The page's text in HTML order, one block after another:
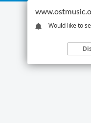
Would like to